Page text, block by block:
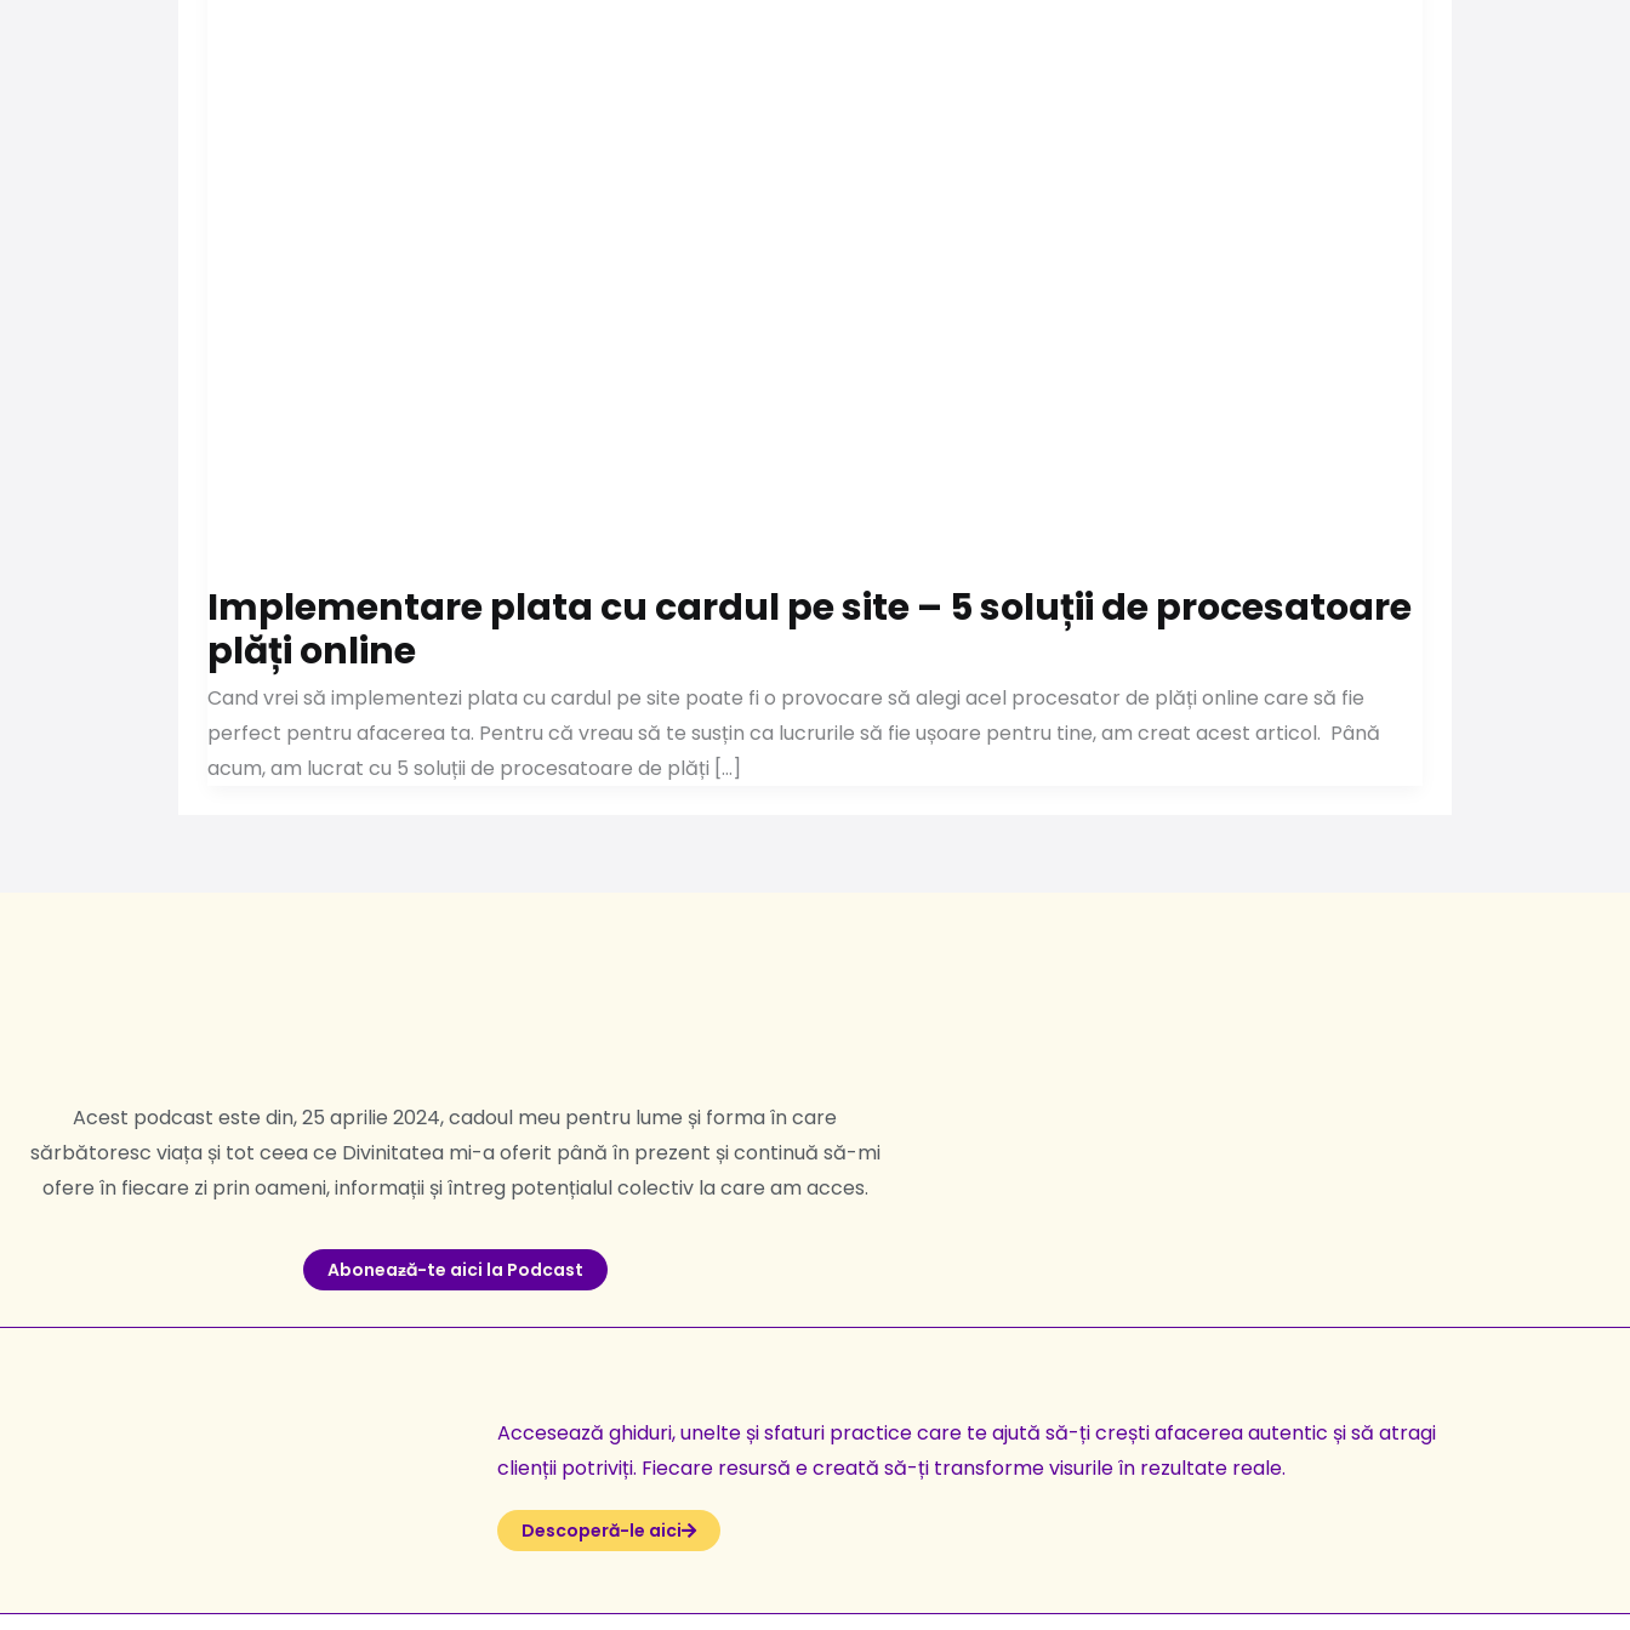
Implementare plata cu cardul pe site – 5 soluții de procesatoare
plăți online
Cand vrei să implementezi plata cu cardul pe site poate fi o provocare să alegi acel procesator de plăți online care să fie
perfect pentru afacerea ta. Pentru că vreau să te susțin ca lucrurile să fie ușoare pentru tine, am creat acest articol. Până
acum, am lucrat cu 5 soluții de procesatoare de plăți […]
Acest podcast este din, 25 aprilie 2024, cadoul meu pentru lume și forma în care
sărbătoresc viața și tot ceea ce Divinitatea mi-a oferit până în prezent și continuă să-mi
ofere în fiecare zi prin oameni, informații și întreg potențialul colectiv la care am acces.
Aboneaƶă-te aici la Podcast
Accesează ghiduri, unelte și sfaturi practice care te ajută să-ți crești afacerea autentic și să atragi
clienții potriviți. Fiecare resursă e creată să-ți transforme visurile în rezultate reale.
Descoperă-le aici